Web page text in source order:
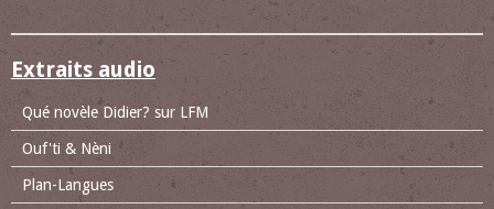
Extraits audio
Qué novèle Didier? sur LFM
Ouf'ti & Nèni
Plan-Langues